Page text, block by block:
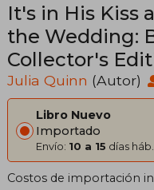
It's in His Kiss
the Wedding:
Collector's
Julia Quinn (Autor)
Libro Nuevo
Importado
Envío: 10 a 15 días háb.
Costos de importación